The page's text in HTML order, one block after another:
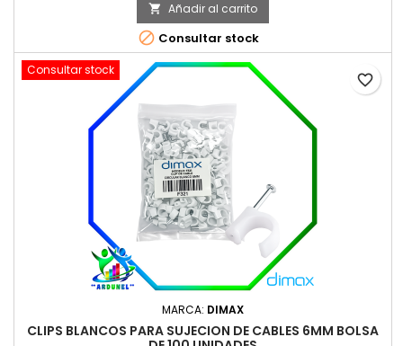
 Añadir al carrito
 Consultar stock
Consultar stock
MARCA: DIMAX
CLIPS BLANCOS PARA SUJECION DE CABLES 6MM BOLSA
favorite_border